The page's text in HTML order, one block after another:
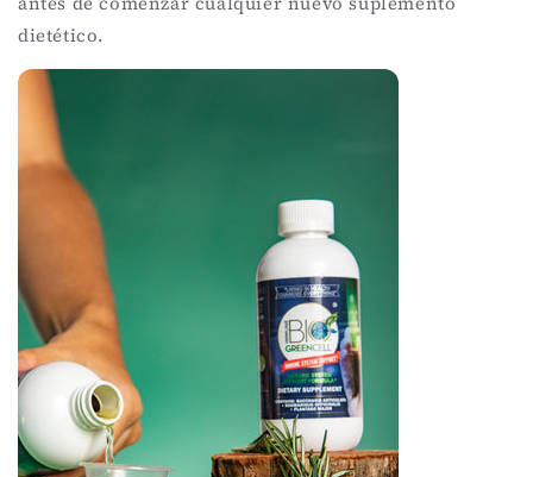
dietético.